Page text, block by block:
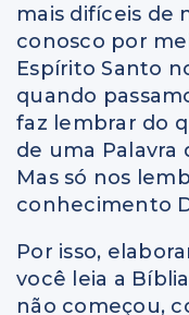
mais difíceis de
conosco por
Espírito Santo
quando
faz lembrar do
de uma
Mas só nos
conhecimento
Por isso,
você leia a
não começou,